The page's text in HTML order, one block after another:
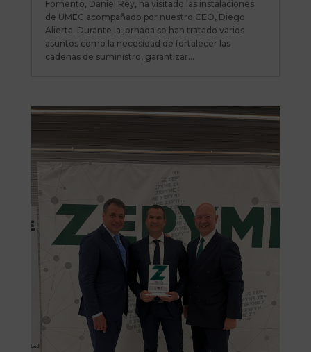
Fomento, Daniel Rey, ha visitado las instalaciones
de UMEC acompañado por nuestro CEO, Diego
Alierta. Durante la jornada se han tratado varios
asuntos como la necesidad de fortalecer las
cadenas de suministro, garantizar...